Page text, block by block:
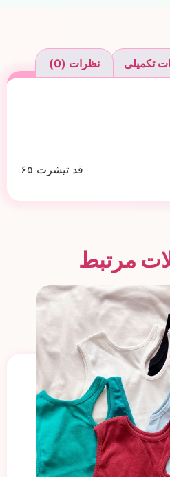
تکمیلی نظرات (0)
قد تیشرت ۶۵
مرتبط